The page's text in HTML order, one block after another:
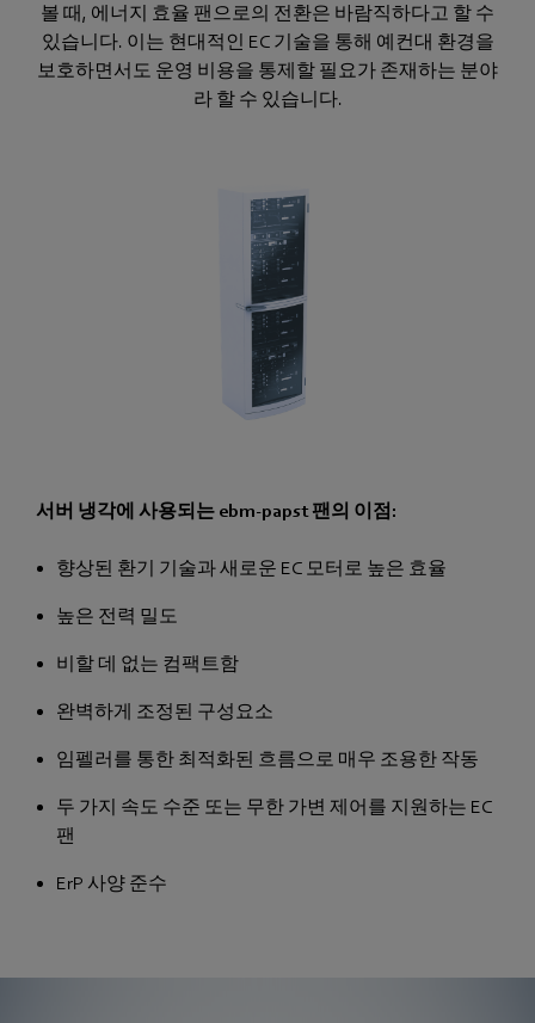
볼 때, 에너지 효율 팬으로의 전환은 바람직하다고 할 수
있습니다. 이는 현대적인 EC 기술을 통해 예컨대 환경을
보호하면서도 운영 비용을 통제할 필요가 존재하는 분야
라 할 수 있습니다.
서버 냉각에 사용되는 ebm-papst 팬의 이점:
향상된 환기 기술과 새로운 EC 모터로 높은 효율
높은 전력 밀도
비할 데 없는 컴팩트함
완벽하게 조정된 구성요소
임펠러를 통한 최적화된 흐름으로 매우 조용한 작동
두 가지 속도 수준 또는 무한 가변 제어를 지원하는 EC
팬
ErP 사양 준수